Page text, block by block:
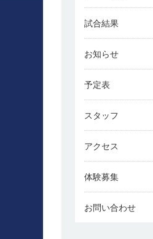
試合結果
お知らせ
予定表
スタッフ
アクセス
体験募集
お問い合わせ